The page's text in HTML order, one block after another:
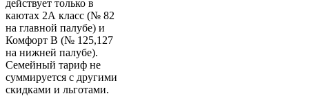
действует только в
каютах 2А класс (№ 82
на главной палубе) и
Комфорт В (№ 125,127
на нижней палубе).
Семейный тариф не
суммируется с другими
скидками и льготами.